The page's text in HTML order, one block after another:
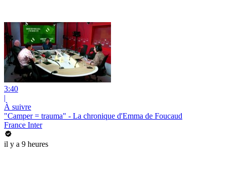
3:40
|
À suivre
"Camper = trauma" - La chronique d'Emma de Foucaud
France Inter
il y a 9 heures